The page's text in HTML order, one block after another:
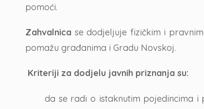
pomoći.
Zahvalnica se dodjeljuje fizičkim i
pomažu građanima i Gradu Novskoj.
Kriteriji za dodjelu javnih priznanja su:
da se radi o istaknutim pojedincima